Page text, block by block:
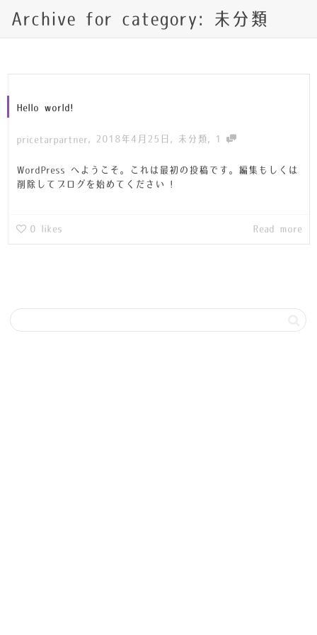
Archive for category: 未分類
Hello world!
pricetarpartner, 2018年4月25日 , 未分類 , 1
WordPress へようこそ。これは最初の投稿です。編集もしくは
削除してブログを始めてください !
0 likes Read more